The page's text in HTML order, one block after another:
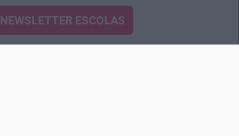
NEWSLETTER ESCOLAS